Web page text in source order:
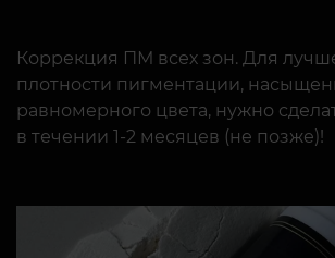
Коррекция ПМ всех зон. Для
плотности пигментации,
равномерного цвета, нужно
в течении 1-2 месяцев (не позже)!